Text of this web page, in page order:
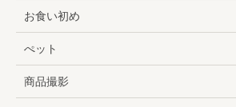
お食い初め
ぺット
商品撮影